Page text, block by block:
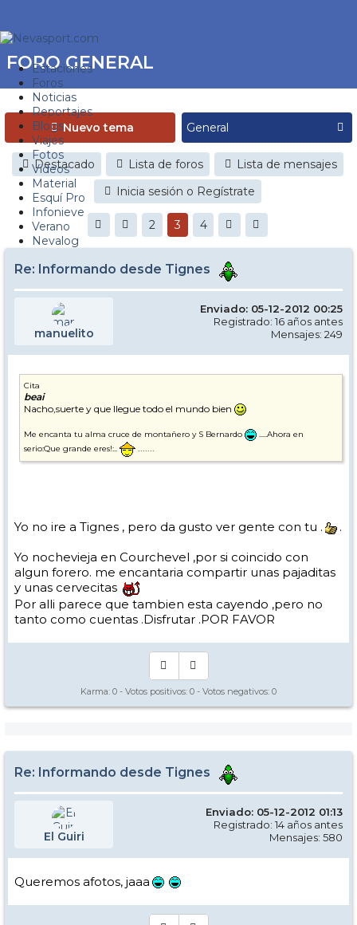
Estaciones
Foros
Noticias
Reportajes
Blogs
Viajes
Fotos
Videos
Material
Esquí Pro
Infonieve
Verano
Nevalog
FORO GENERAL
Nuevo tema
Destacado Lista de foros
Lista de mensajes
Inicia sesión o Regístrate
2 3 4
Re: Informando desde Tignes
manuelito
Enviado: 05-12-2012 00:25
Registrado: 16 años antes
Mensajes: 249
Cita
beai
Nacho,suerte y que llegue todo el mundo bien
Me encanta tu alma cruce de montañero y S Bernardo
.....Ahora en
serio:Que grande eres!:..
Yo no ire a Tignes , pero da gusto ver gente con tu .
.
Yo nochevieja en Courchevel ,por si coincido con
algun forero. me encantaria compartir unas pajaditas
y unas cervecitas
Por alli parece que tambien esta cayendo ,pero no
tanto como cuentas .Disfrutar .POR FAVOR
Karma: 0 - Votos positivos: 0 - Votos negativos: 0
Re: Informando desde Tignes
El Guiri
Enviado: 05-12-2012 01:13
Registrado: 14 años antes
Mensajes: 580
Queremos afotos, jaaa